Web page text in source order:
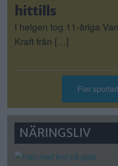
hittills
I helgen tog 11-åriga
Kraft från […]
Fler
NÄRINGSLIV